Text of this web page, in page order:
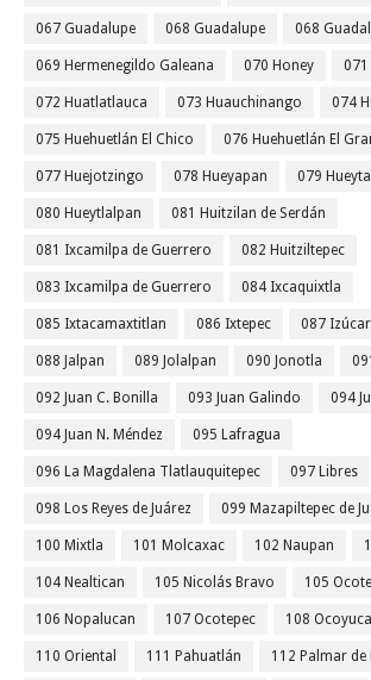
067 Guadalupe 068 Guadalupe 068
069 Hermenegildo Galeana 070 Honey 071
072 Huatlatlauca 073 Huauchinango 074
075 Huehuetlán El Chico 076 Huehuetlán El
077 Huejotzingo 078 Hueyapan 079
080 Hueytlalpan 081 Huitzilan de Serdán
081 Ixcamilpa de Guerrero 082 Huitziltepec
083 Ixcamilpa de Guerrero 084 Ixcaquixtla
085 Ixtacamaxtitlan 086 Ixtepec 087
088 Jalpan 089 Jolalpan 090 Jonotla
092 Juan C. Bonilla 093 Juan Galindo 094
094 Juan N. Méndez 095 Lafragua
096 La Magdalena Tlatlauquitepec 097 Libres
098 Los Reyes de Juárez 099 Mazapiltepec de
100 Mixtla 101 Molcaxac 102 Naupan
104 Nealtican 105 Nicolás Bravo 105
106 Nopalucan 107 Ocotepec 108
110 Oriental 111 Pahuatlán 112 Palmar de